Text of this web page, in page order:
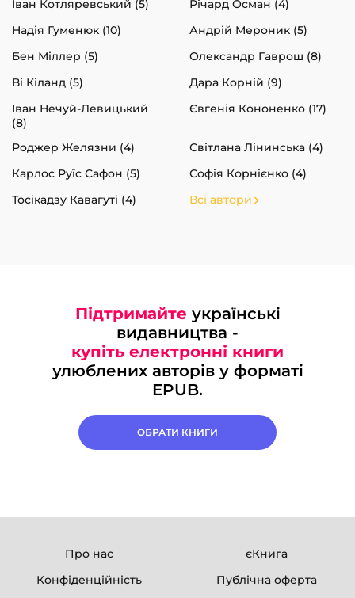
Іван Котляревський (5)
Річард Осман (4)
Надія Гуменюк (10)
Андрій Мероник (5)
Бен Міллер (5)
Олександр Гаврош (8)
Ві Кіланд (5)
Дара Корній (9)
Іван Нечуй-Левицький
(8)
Євгенія Кононенко (17)
Роджер Желязни (4)
Світлана Лінинська (4)
Карлос Руїс Сафон (5)
Софія Корнієнко (4)
Тосікадзу Кавагуті (4)
Всі автори
Підтримайте українські
видавництва -
купіть електронні книги
улюблених авторів у форматі
EPUB.
ОБРАТИ КНИГИ
Про нас
єКнига
Конфіденційність
Публічна оферта